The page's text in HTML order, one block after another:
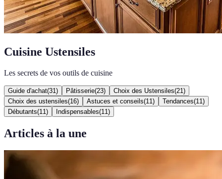
Cuisine Ustensiles
Les secrets de vos outils de cuisine
Guide d'achat(31 ) Pâtisserie(23) Choix des Ustensiles(21 )
Choix des ustensiles(16) Astuces et conseils(11 ) Tendances(11 )
Débutants(11 ) Indispensables(11 )
Articles à la une